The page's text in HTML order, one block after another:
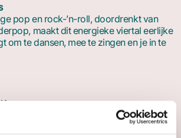
pop en rock-’n-roll, doordrenkt van
maakt dit energieke viertal eerlijke
om te dansen, mee te zingen en je in te